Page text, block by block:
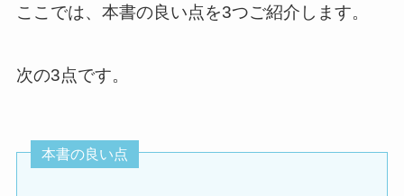
ここでは、本書の良い点を3つご紹介します。
次の3点です。
本書の良い点